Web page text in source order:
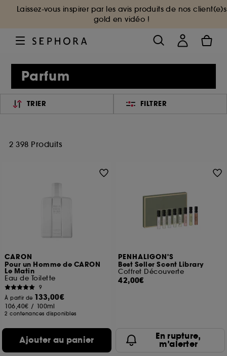
Laissez-vous inspirer par les avis produits de nos client(e)s
gold en vidéo !
Parfum
TRIER FILTRER
2 398 Produits
CARON
Pour un Homme de CARON
Le Matin
Eau de Toilette
9
À partir de 133,00€
106,40€ / 100ml
2 contenances disponibles
Ajouter au panier
PENHALIGON'S
Best Seller Scent Library
Coffret Découverte
42,00€
En rupture,
m’alerter